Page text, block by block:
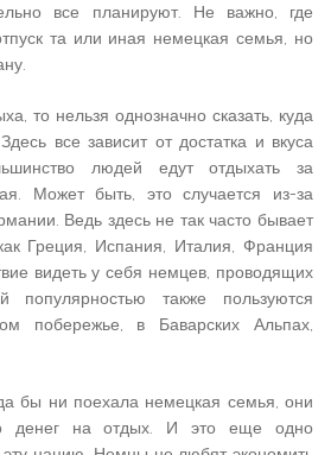
все планируют. Не важно, где
та или иная немецкая семья, но
то нельзя однозначно сказать, куда
все зависит от достатка и вкуса
людей едут отдыхать за
Может быть, это случается из-за
Ведь здесь не так часто бывает
Греция, Испания, Италия, Франция
видеть у себя немцев, проводящих
популярностью также пользуются
побережье, в Баварских Альпах,
бы ни поехала немецкая семья, они
денег на отдых. И это еще одно